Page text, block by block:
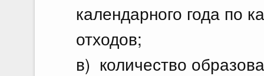
календарного года по
отходов;
в) количество